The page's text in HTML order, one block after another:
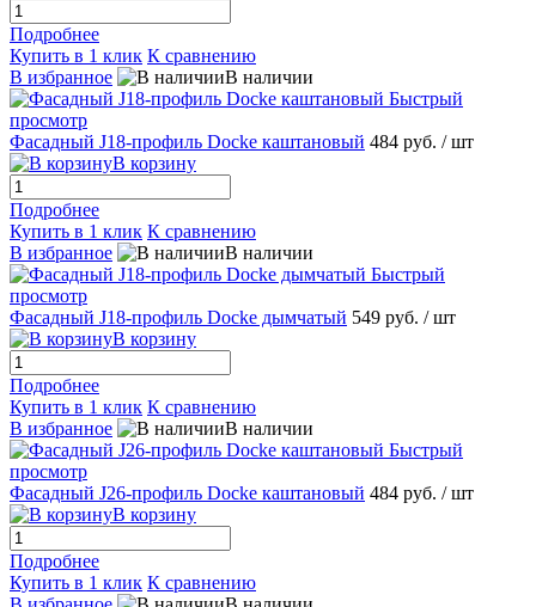
Подробнее
Купить в 1 клик К сравнению
В избранное
В наличии
Быстрый
просмотр
Фасадный J18-профиль Docke каштановый 484 руб. / шт
В корзину
Подробнее
Купить в 1 клик К сравнению
В избранное
В наличии
Быстрый
просмотр
Фасадный J18-профиль Docke дымчатый 549 руб. / шт
В корзину
Подробнее
Купить в 1 клик К сравнению
В избранное
В наличии
Быстрый
просмотр
Фасадный J26-профиль Docke каштановый 484 руб. / шт
В корзину
Подробнее
Купить в 1 клик К сравнению